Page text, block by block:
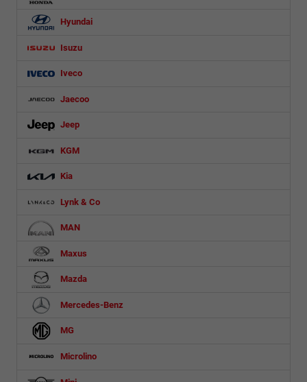
Hyundai
Isuzu
Iveco
Jaecoo
Jeep
KGM
Kia
Lynk & Co
MAN
Maxus
Mazda
Mercedes-Benz
MG
Microlino